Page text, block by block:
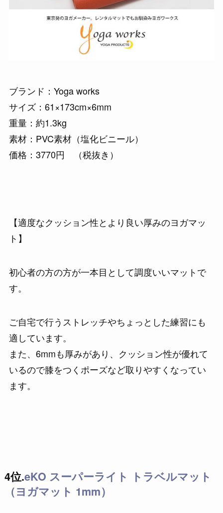
ブランド：Yoga works
サイズ：61×173cm×6mm
重量：約1.3kg
素材：PVC素材（塩化ビニール）
価格：3770円 （税抜き）
【適度なクッション性とより良い厚みのヨガマッ
ト】
初心者の方の方が一本目として調度いいマットで
す。
ご自宅で行うストレッチやちょっとした練習にも
適しています。
また、6mmも厚みがあり、クッション性が優れて
いるので膝をつくポーズなど取りやすくなってい
ます。
4位.eKO スーパーライト トラベルマット
（ヨガマット 1mm）